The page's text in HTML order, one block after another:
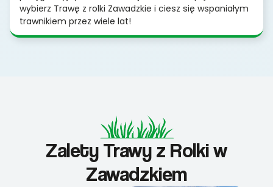
wybierz Trawę z rolki Zawadzkie i ciesz się wspaniałym
trawnikiem przez wiele lat!
Zalety Trawy z Rolki w
Zawadzkiem